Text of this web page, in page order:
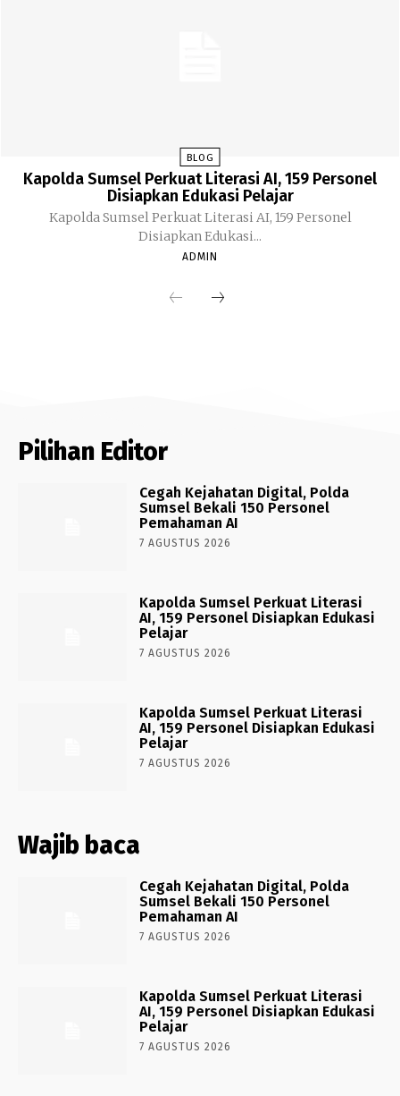
BLOG
Kapolda Sumsel Perkuat Literasi AI, 159 Personel
Disiapkan Edukasi Pelajar
Kapolda Sumsel Perkuat Literasi AI, 159 Personel
Disiapkan Edukasi...
ADMIN
Pilihan Editor
Cegah Kejahatan Digital, Polda
Sumsel Bekali 150 Personel
Pemahaman AI
7 AGUSTUS 2026
Kapolda Sumsel Perkuat Literasi
AI, 159 Personel Disiapkan Edukasi
Pelajar
7 AGUSTUS 2026
Kapolda Sumsel Perkuat Literasi
AI, 159 Personel Disiapkan Edukasi
Pelajar
7 AGUSTUS 2026
Wajib baca
Cegah Kejahatan Digital, Polda
Sumsel Bekali 150 Personel
Pemahaman AI
7 AGUSTUS 2026
Kapolda Sumsel Perkuat Literasi
AI, 159 Personel Disiapkan Edukasi
Pelajar
7 AGUSTUS 2026